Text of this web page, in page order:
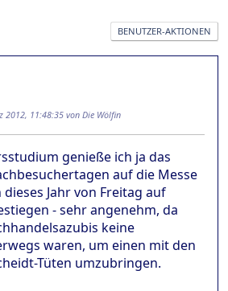
BENUTZER-AKTIONEN
2012, 11:48:35 von Die Wölfin
genieße ich ja das
auf die Messe
Jahr von Freitag auf
- sehr angenehm, da
keine
waren, um einen mit den
Tüten umzubringen.